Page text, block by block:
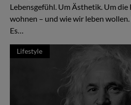
Lebensgefühl. Um Ästhetik. Um die
wohnen – und wie wir leben
Es…
Lifestyle